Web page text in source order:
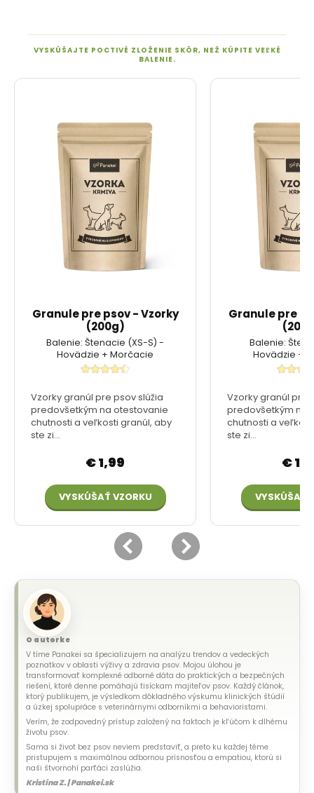
O autorke
V tíme Panakei sa špecializujem na analýzu trendov a vedeckých
poznatkov v oblasti výživy a zdravia psov. Mojou úlohou je
transformovať komplexné odborné dáta do praktických a bezpečných
riešení, ktoré denne pomáhajú tisíckam majiteľov psov. Každý článok,
ktorý publikujem, je výsledkom dôkladného výskumu klinických štúdií
a úzkej spolupráce s veterinárnymi odborníkmi a behavioristami.
Verím, že zodpovedný prístup založený na faktoch je kľúčom k dlhému
životu psov.
Sama si život bez psov neviem predstaviť, a preto ku každej téme
pristupujem s maximálnou odbornou prísnosťou a empatiou, ktorú si
naši štvornohí parťáci zaslúžia.
Kristína Z. | Panakei.sk